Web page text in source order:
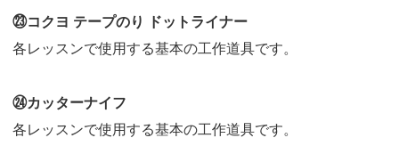
㉓コクヨ テープのり ドットライナー
各レッスンで使用する基本の工作道具です。
㉔カッターナイフ
各レッスンで使用する基本の工作道具です。